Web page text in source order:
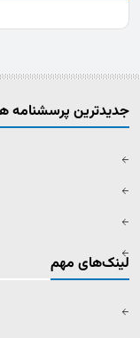
جدیدترین پرسشنامه
لینک‌های مهم